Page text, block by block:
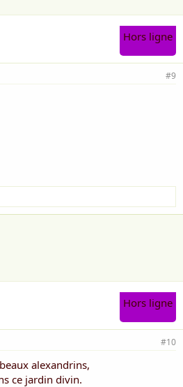
Hors ligne
#9
Hors ligne
#10
alexandrins,
ce jardin divin.